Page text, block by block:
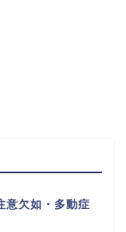
意欠如・多動症